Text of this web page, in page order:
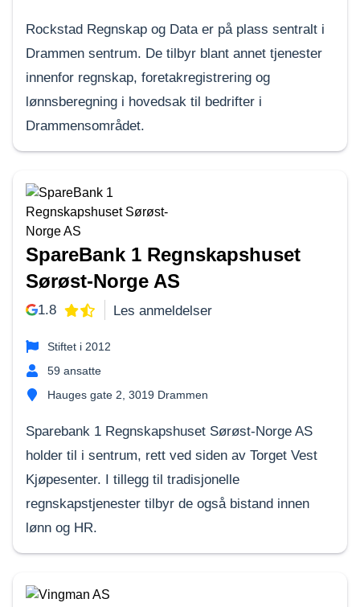
Rockstad Regnskap og Data er på plass sentralt i
Drammen sentrum. De tilbyr blant annet tjenester
innenfor regnskap, foretakregistrering og
lønnsberegning i hovedsak til bedrifter i
Drammensområdet.
SpareBank 1 Regnskapshuset
Sørøst-Norge AS
1.8 Les anmeldelser
Stiftet i 2012
59 ansatte
Hauges gate 2, 3019 Drammen
Sparebank 1 Regnskapshuset Sørøst-Norge AS
holder til i sentrum, rett ved siden av Torget Vest
Kjøpesenter. I tillegg til tradisjonelle
regnskapstjenester tilbyr de også bistand innen
lønn og HR.